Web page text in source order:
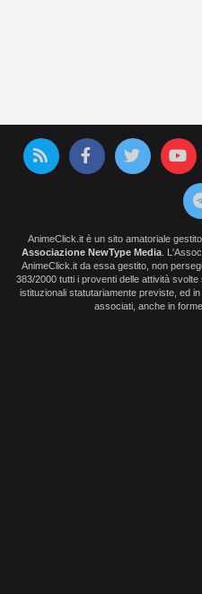
AnimeClick.it è un sito amatoriale
Associazione NewType Media .
AnimeClick.it da essa gestito, non
383/2000 tutti i proventi delle attività
istituzionali statutariamente previste, ed
associati, anche in